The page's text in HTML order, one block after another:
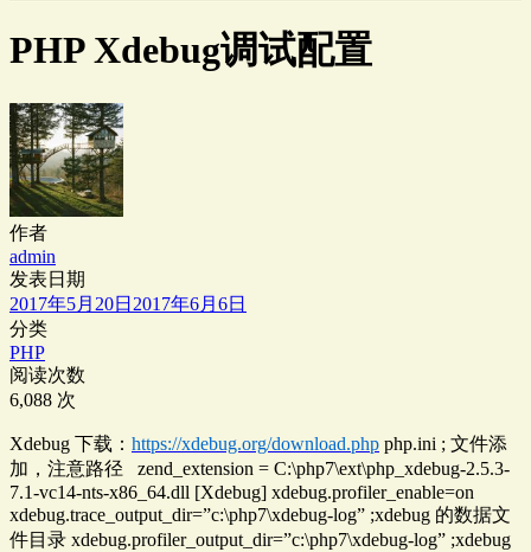
PHP Xdebug调试配置
作者
admin
发表日期
2017年5月20日 2017年6月6日
分类
PHP
阅读次数
6,088 次
Xdebug 下载： https://xdebug.org/download.php php.ini ; 文件添
加，注意路径 zend_extension = C:\php7\ext\php_xdebug-2.5.3-
7.1-vc14-nts-x86_64.dll [Xdebug] xdebug.profiler_enable=on
xdebug.trace_output_dir=”c:\php7\xdebug-log” ;xdebug 的数据文
件目录 xdebug.profiler_output_dir=”c:\php7\xdebug-log” ;xdebug